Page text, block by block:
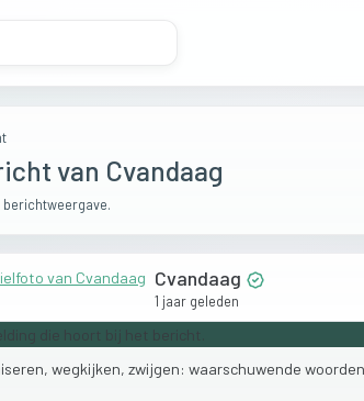
van Cvandaag
berichtweergave.
Cvandaag
1 jaar geleden
wegkijken, zwijgen: waarschuwende woorden